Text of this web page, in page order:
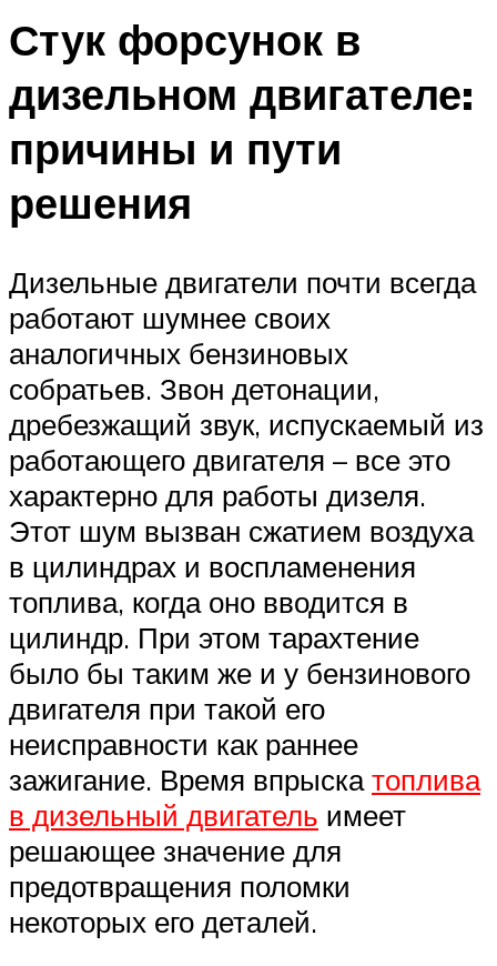
Стук форсунок в
дизельном двигателе:
причины и пути
решения
Дизельные двигатели почти всегда
работают шумнее своих
аналогичных бензиновых
собратьев. Звон детонации,
дребезжащий звук, испускаемый из
работающего двигателя – все это
характерно для работы дизеля.
Этот шум вызван сжатием воздуха
в цилиндрах и воспламенения
топлива, когда оно вводится в
цилиндр. При этом тарахтение
было бы таким же и у бензинового
двигателя при такой его
неисправности как раннее
зажигание. Время впрыскатоплива
в дизельный двигатель имеет
решающее значение для
предотвращения поломки
некоторых его деталей.